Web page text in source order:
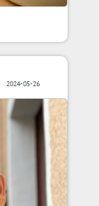
2024-05-26